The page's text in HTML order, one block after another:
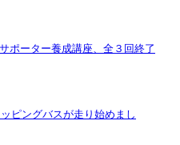
ポーター養成講座、全３回終了
ピングバスが走り始めまし